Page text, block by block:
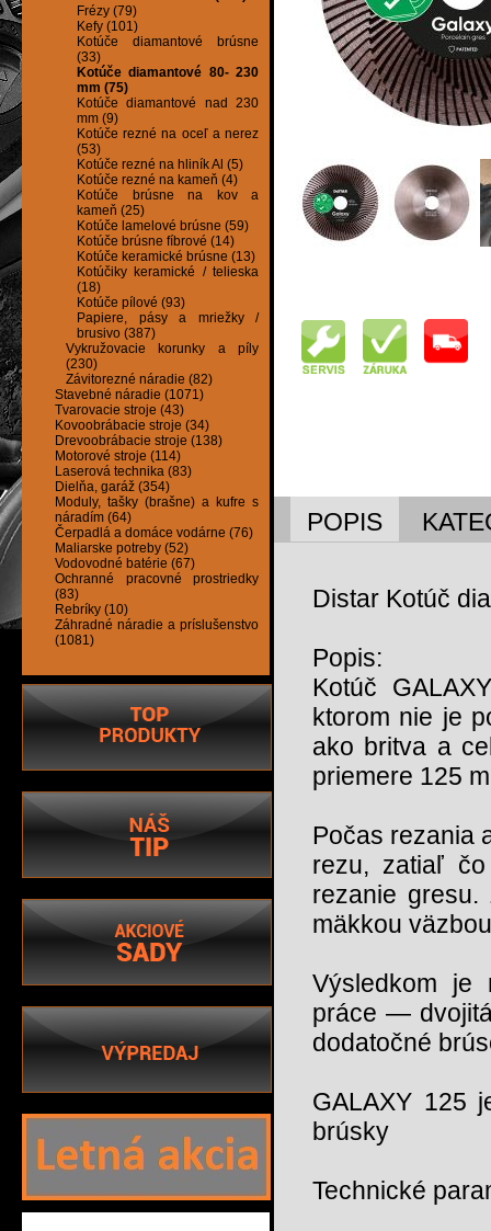
Frézy (79)
Kefy (101)
Kotúče diamantové brúsne
(33)
Kotúče diamantové 80- 230
mm (75)
Kotúče diamantové nad 230
mm (9)
Kotúče rezné na oceľ a nerez
(53)
Kotúče rezné na hliník Al (5)
Kotúče rezné na kameň (4)
Kotúče brúsne na kov a
kameň (25)
Kotúče lamelové brúsne (59)
Kotúče brúsne fíbrové (14)
Kotúče keramické brúsne (13)
Kotúčiky keramické / telieska
(18)
Kotúče pílové (93)
Papiere, pásy a mriežky /
brusivo (387)
Vykružovacie korunky a píly
(230)
Závitorezné náradie (82)
Stavebné náradie (1071)
Tvarovacie stroje (43)
Kovoobrábacie stroje (34)
Drevoobrábacie stroje (138)
Motorové stroje (114)
Laserová technika (83)
Dielňa, garáž (354)
Moduly, tašky (brašne) a kufre s
náradím (64)
Čerpadlá a domáce vodárne (76)
Maliarske potreby (52)
Vodovodné batérie (67)
Ochranné pracovné prostriedky
(83)
Rebríky (10)
Záhradné náradie a príslušenstvo
(1081)
POPIS
Distar Kotúč
Popis:
Kotúč
ktorom nie je
ako britva a
priemere 125
Počas rezania
rezu, zatiaľ
rezanie gresu.
mäkkou
Výsledkom je
práce —
dodatočné
GALAXY 125
brúsky
Technické